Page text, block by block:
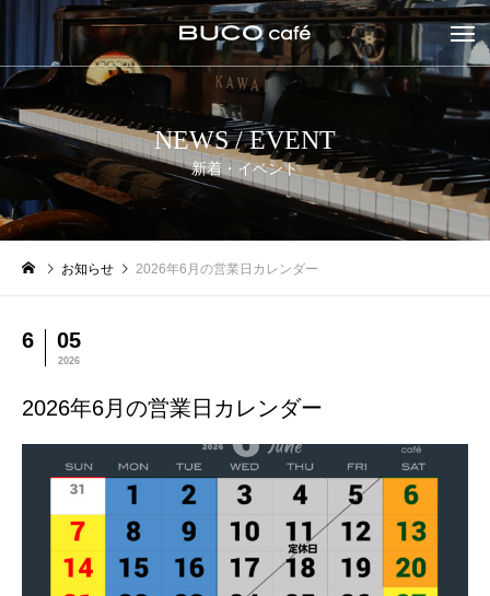
NEWS / EVENT
新着・イベント
お知らせ 2026年6月の営業日カレンダー
6 05
2026
2026年6月の営業日カレンダー